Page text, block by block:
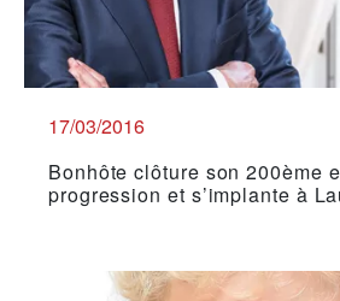
17/03/2016
Bonhôte clôture son 200ème
progression et s’implante à